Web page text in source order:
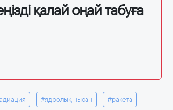
қалай оңай табуға
#ядролық нысан #ракета